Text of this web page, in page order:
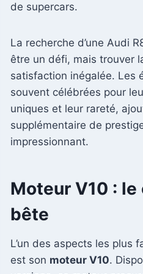
de supercars.
La recherche d’une Audi
être un défi, mais trouver
satisfaction inégalée. Les
souvent célébrées pour
uniques et leur rareté,
supplémentaire de
impressionnant.
Moteur V10 :
bête
L’un des aspects les plus
est son moteur V10.